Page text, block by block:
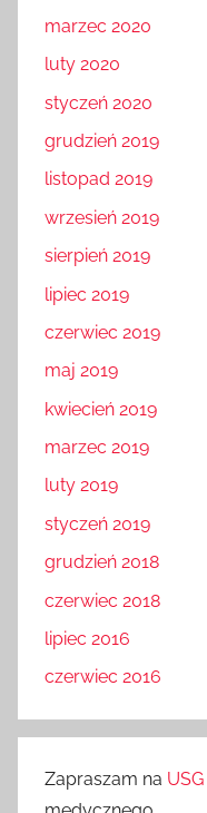
marzec 2020
luty 2020
styczeń 2020
grudzień 2019
listopad 2019
wrzesień 2019
sierpień 2019
lipiec 2019
czerwiec 2019
maj 2019
kwiecień 2019
marzec 2019
luty 2019
styczeń 2019
grudzień 2018
czerwiec 2018
lipiec 2016
czerwiec 2016
Zapraszam na USG